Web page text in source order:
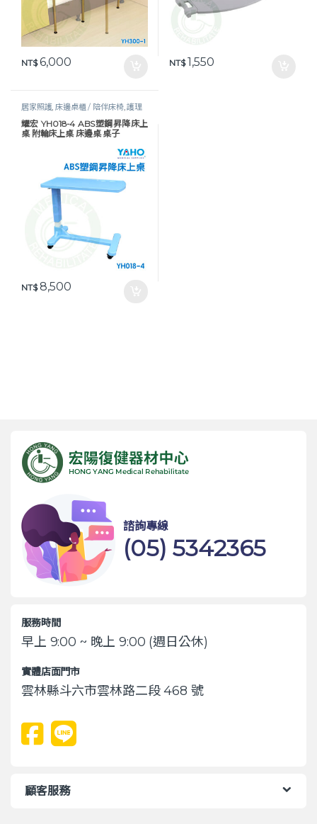
NT$6,000 NT$1,550
居家照護,床邊桌櫃 / 陪伴床椅,護理
床具及配件
耀宏 YH018-4 ABS塑鋼昇降床上
桌 附輪床上桌 床邊桌 桌子
NT$8,500
諮詢專線
(05) 5342365
服務時間
早上 9:00 ~ 晚上 9:00 (週日公休)
實體店面門市
雲林縣斗六市雲林路二段 468 號
顧客服務